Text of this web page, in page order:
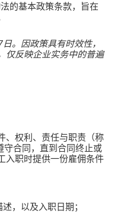
的基本政策条款，旨在
。 因政策具有时效性，
仅反映企业实务中的普遍
、权利、责任与职责（称
守合同，直到合同终止或
入职时提供一份雇佣条件
，以及入职日期；